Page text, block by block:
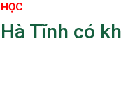
Tĩnh có